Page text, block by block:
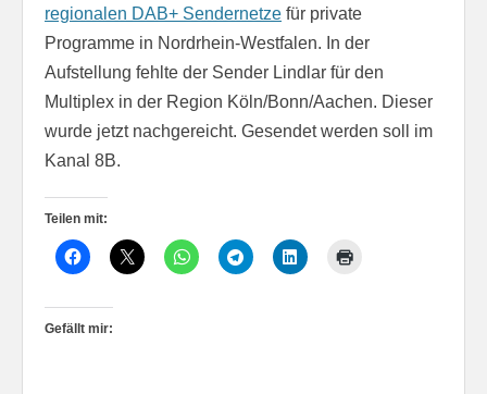
regionalen DAB+ Sendernetze für private
Programme in Nordrhein-Westfalen. In der
Aufstellung fehlte der Sender Lindlar für den
Multiplex in der Region Köln/Bonn/Aachen. Dieser
wurde jetzt nachgereicht. Gesendet werden soll im
Kanal 8B.
Teilen mit:
Gefällt mir: